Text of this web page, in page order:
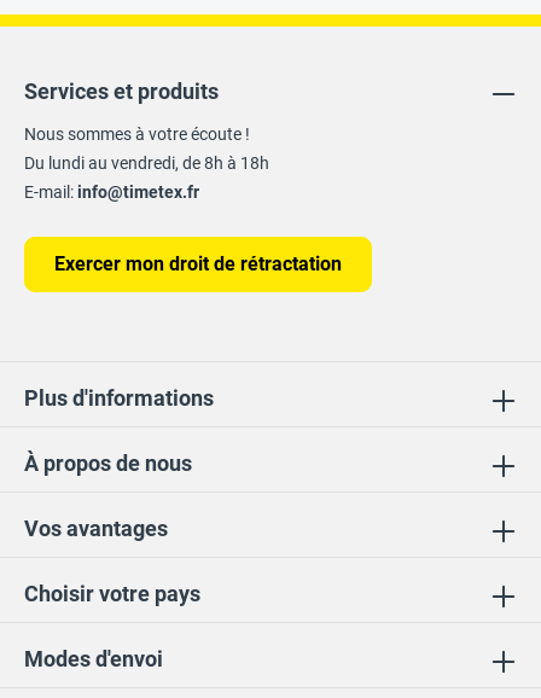
Vos avantages
Choisir votre pays
À propos de nous
Services et produits
Nous sommes à votre écoute !
Du lundi au vendredi, de 8h à 18h
E-mail:info@timetex.fr
Exercer mon droit de rétractation
Plus d'informations
Modes d'envoi